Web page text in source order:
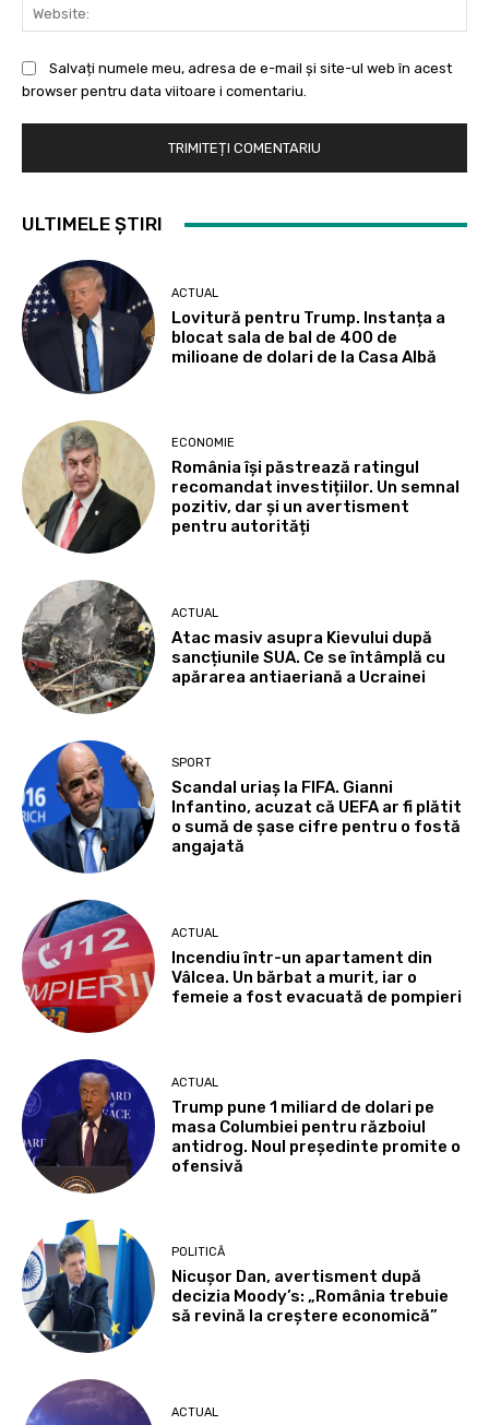
Salvați numele meu, adresa de e-mail și site-ul web în acest
browser pentru data viitoare i comentariu.
ULTIMELE ȘTIRI
ACTUAL
Lovitură pentru Trump. Instanța a
blocat sala de bal de 400 de
milioane de dolari de la Casa Albă
ECONOMIE
România își păstrează ratingul
recomandat investițiilor. Un semnal
pozitiv, dar și un avertisment
pentru autorități
ACTUAL
Atac masiv asupra Kievului după
sancțiunile SUA. Ce se întâmplă cu
apărarea antiaeriană a Ucrainei
SPORT
Scandal uriaș la FIFA. Gianni
Infantino, acuzat că UEFA ar fi plătit
o sumă de șase cifre pentru o fostă
angajată
ACTUAL
Incendiu într-un apartament din
Vâlcea. Un bărbat a murit, iar o
femeie a fost evacuată de pompieri
ACTUAL
Trump pune 1 miliard de dolari pe
masa Columbiei pentru războiul
antidrog. Noul președinte promite o
ofensivă
POLITICĂ
Nicușor Dan, avertisment după
decizia Moody’s: „România trebuie
să revină la creștere economică”
ACTUAL